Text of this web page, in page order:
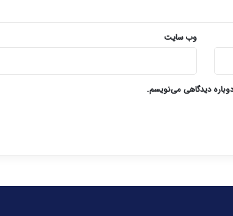
وب‌ سایت
دیدگاهی می‌نویسم.